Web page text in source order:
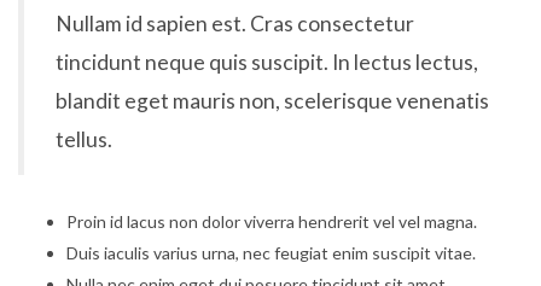
Nullam id sapien est. Cras consectetur
tincidunt neque quis suscipit. In lectus lectus,
blandit eget mauris non, scelerisque venenatis
tellus.
Proin id lacus non dolor viverra hendrerit vel vel magna.
Duis iaculis varius urna, nec feugiat enim suscipit vitae.